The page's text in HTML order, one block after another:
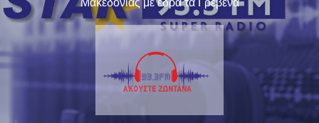
Μακεδονίας με έδρα τα Γρεβενα